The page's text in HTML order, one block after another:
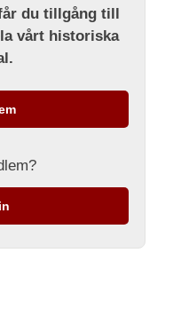
du tillgång till
vårt historiska